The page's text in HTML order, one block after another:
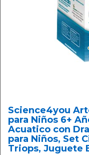
Science4you
para Niños 6+
Acuatico con
para Niños, Set
Triops, Juguete